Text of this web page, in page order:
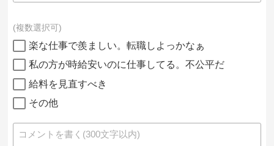
複数選択可
楽な仕事で羨ましい。転職しよっかなぁ
私の方が時給安いのに仕事してる。不公平だ
給料を見直すべき
その他